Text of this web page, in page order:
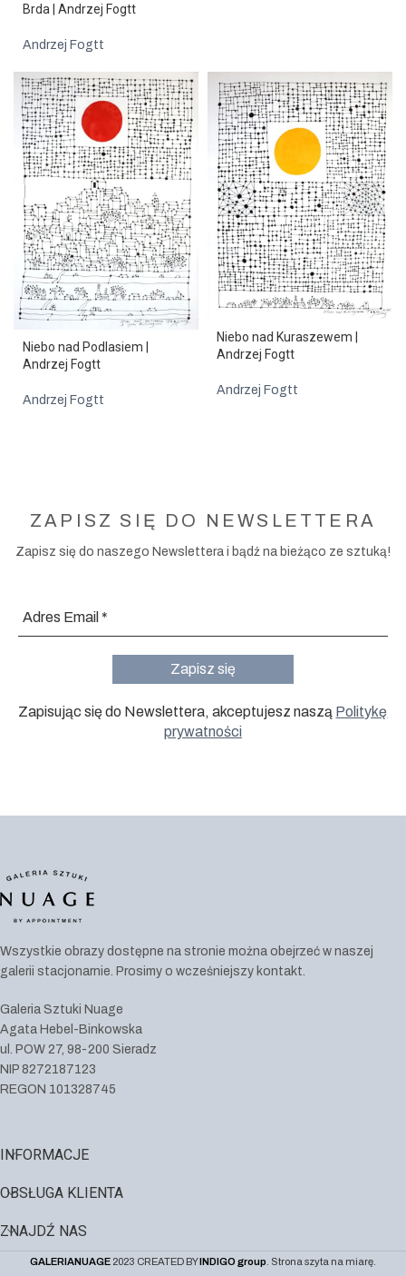
Brda | Andrzej Fogtt
Andrzej Fogtt
Niebo nad Podlasiem |
Andrzej Fogtt
Andrzej Fogtt
Niebo nad Kuraszewem |
Andrzej Fogtt
Andrzej Fogtt
ZAPISZ SIĘ DO NEWSLETTERA
Zapisz się do naszego Newslettera i bądź na bieżąco ze sztuką!
Zapisując się do Newslettera, akceptujesz naszą Politykę
prywatności
Wszystkie obrazy dostępne na stronie można obejrzeć w naszej
galerii stacjonarnie. Prosimy o wcześniejszy kontakt.
Galeria Sztuki Nuage
Agata Hebel-Binkowska
ul. POW 27, 98-200 Sieradz
NIP 8272187123
REGON 101328745
INFORMACJE
OBSŁUGA KLIENTA
ZNAJDŹ NAS
GALERIANUAGE 2023 CREATED BYINDIGO group . Strona szyta na miarę.